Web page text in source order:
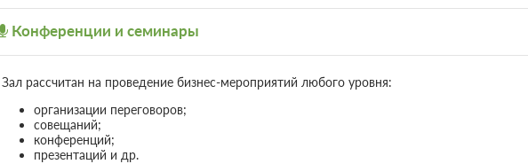
Конференции и семинары
рассчитан на проведение бизнес-мероприятий любого уровня:
организации переговоров;
совещаний;
конференций;
презентаций и др.